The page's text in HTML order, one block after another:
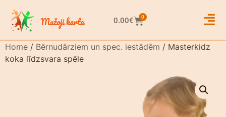
0.00€ 0
Home / Bērnudārziem un spec. iestādēm / Masterkidz
koka līdzsvara spēle